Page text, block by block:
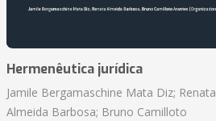
Hermenêutica jurídica
Jamile Bergamaschine Mata Diz; Renata
Almeida Barbosa; Bruno Camilloto